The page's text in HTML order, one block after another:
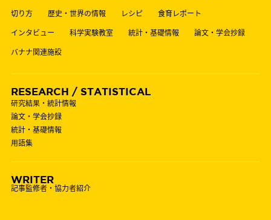
切り方
歴史・世界の情報 レシピ
食育レポート
インタビュー
科学実験教室 統計・基礎情報
論文・学会抄録
バナナ関連施設
RESEARCH / STATISTICAL
研究結果・統計情報
論文・学会抄録
統計・基礎情報
用語集
WRITER
記事監修者・協力者紹介